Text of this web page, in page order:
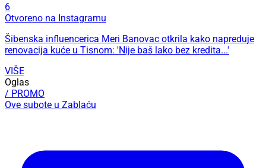
6
Otvoreno na Instagramu
Šibenska influencerica Meri Banovac otkrila kako napreduje
renovacija kuće u Tisnom: 'Nije baš lako bez kredita...'
VIŠE
Oglas
/ PROMO
Ove subote u Zablaću